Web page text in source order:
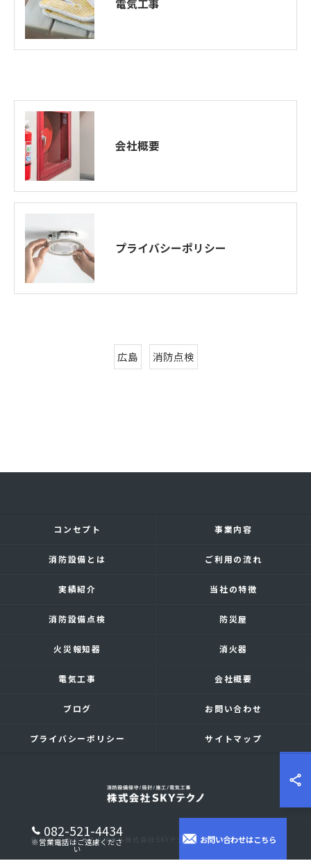
電気工事
会社概要
プライバシーポリシー
広島 消防点検
082-521-4434
※営業電話はご遠慮くださ
い
お問い合わせはこちら
コンセプト 事業内容
消防設備とは ご利用の流れ
実績紹介 当社の特徴
消防設備点検 防災屋
火災報知器 消火器
電気工事 会社概要
ブログ お問い合わせ
プライバシーポリシー サイトマップ
© 2026 広島の消防点検なら株式会社SKYテクノ ALL RIGHTS RESERVED.